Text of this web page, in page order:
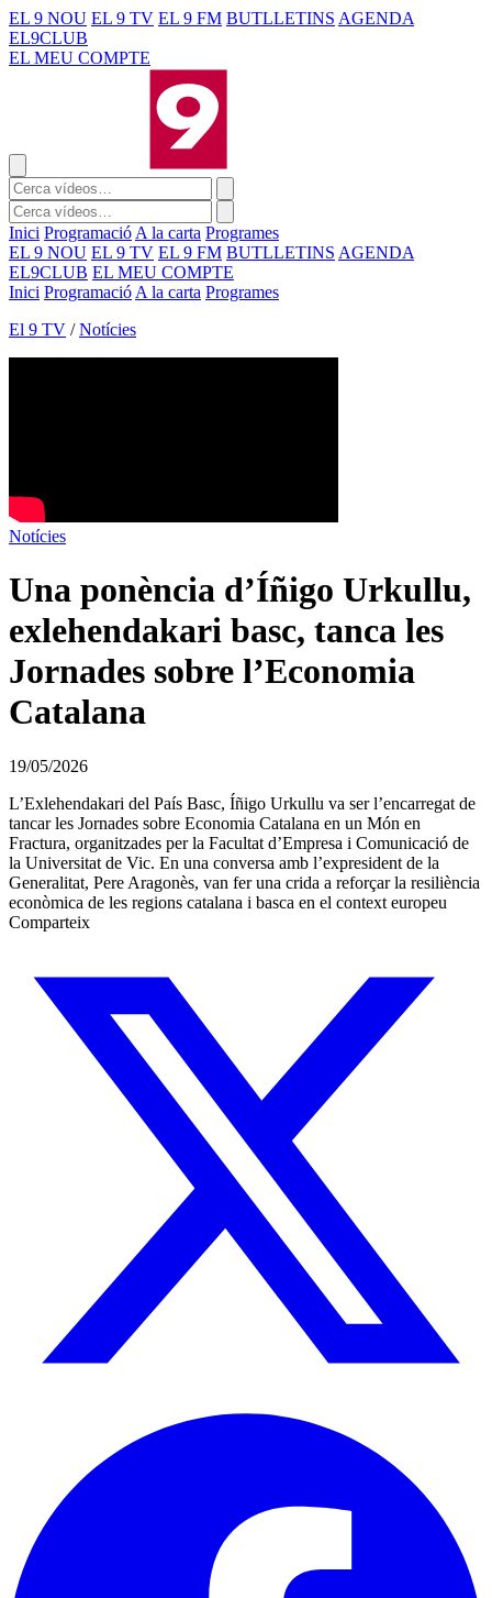
EL 9 NOU EL 9 TV EL 9 FM BUTLLETINS AGENDA
EL9CLUB
EL MEU COMPTE
Inici Programació A la carta Programes
EL 9 NOU EL 9 TV EL 9 FM BUTLLETINS AGENDA
EL9CLUB EL MEU COMPTE
Inici Programació A la carta Programes
El 9 TV / Notícies
Notícies
Una ponència d’Íñigo Urkullu,
exlehendakari basc, tanca les
Jornades sobre l’Economia
Catalana
19/05/2026
L’Exlehendakari del País Basc, Íñigo Urkullu va ser l’encarregat de
tancar les Jornades sobre Economia Catalana en un Món en
Fractura, organitzades per la Facultat d’Empresa i Comunicació de
la Universitat de Vic. En una conversa amb l’expresident de la
Generalitat, Pere Aragonès, van fer una crida a reforçar la resiliència
econòmica de les regions catalana i basca en el context europeu
Comparteix